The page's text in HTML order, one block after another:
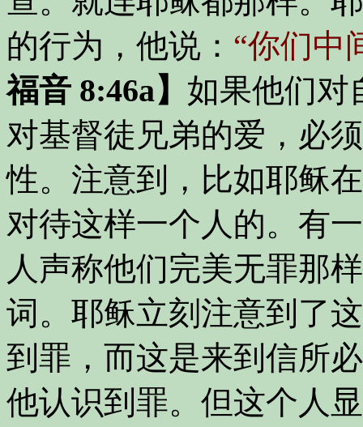
的行为，他说： “你们中
福音 8:46a】 如果他们对
对基督徒兄弟的爱，必
性。注意到，比如耶稣
对待这样一个人的。有
人声称他们完美无罪那
词。耶稣立刻注意到了
到罪，而这是来到信所
他认识到罪。但这个人